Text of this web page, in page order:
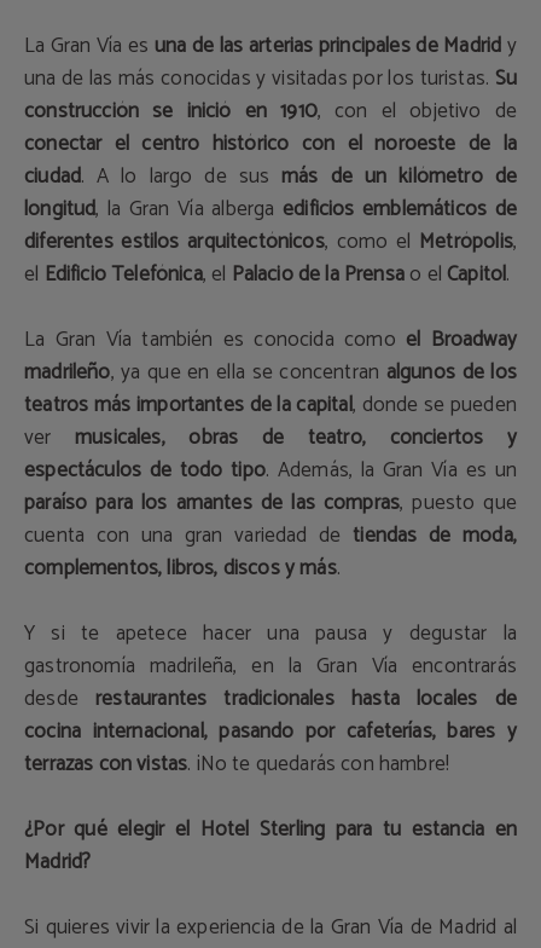
La Gran Vía esuna de las arterias principales de Madridy
una de las más conocidas y visitadas por los turistas. Su
construcción se inició en 1910, con el objetivo de
conectar el centro histórico con el noroeste de la
ciudad. A lo largo de susmás de un kilómetro de
longitud, la Gran Vía alberga edificios emblemáticos de
diferentes estilos arquitectónicos, como el Metrópolis,
el Edificio Telefónica, el Palacio de la Prensao el Capitol.
La Gran Vía también es conocida como el Broadway
madrileño, ya que en ella se concentran algunos de los
teatros más importantes de la capital, donde se pueden
vermusicales, obras de teatro, conciertos y
espectáculos de todo tipo. Además, la Gran Vía es un
paraíso para los amantes de las compras, puesto que
cuenta con una gran variedad detiendas de moda,
complementos, libros, discos y más.
Y si te apetece hacer una pausa y degustar la
gastronomía madrileña, en la Gran Vía encontrarás
desderestaurantes tradicionales hasta locales de
cocina internacional, pasando por cafeterías, bares y
terrazas con vistas. ¡No te quedarás con hambre!
¿Por qué elegir el Hotel Sterling para tu estancia en
Madrid?
Si quieres vivir la experiencia de la Gran Vía de Madrid al